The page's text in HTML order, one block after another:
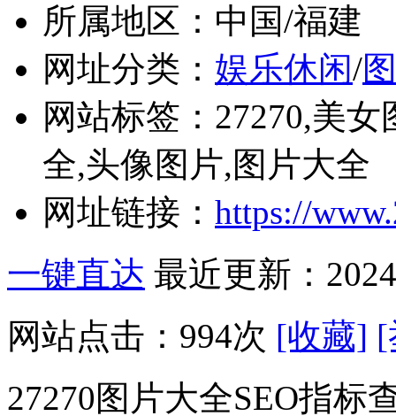
所属地区： 中国/福建
网址分类： 娱乐休闲/
网站标签： 27270,美
全,头像图片,图片大全
网址链接： https://
一键直达 最近更新：
网站点击： 994次 [收藏] [
27270图片大全SEO指标